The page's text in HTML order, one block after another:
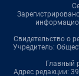
Свидетельство о
Учредитель:
Главный
Адрес редакции: